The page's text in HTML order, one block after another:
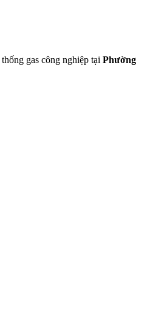
gas công nghiệp tại Phường